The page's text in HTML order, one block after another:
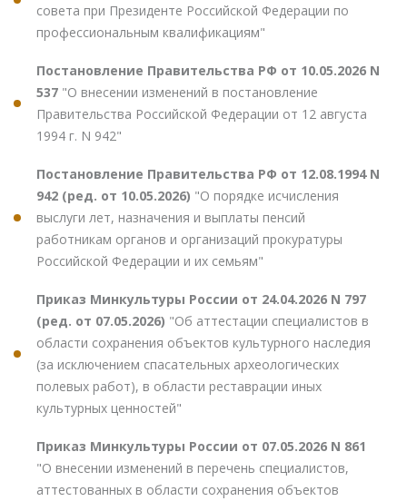
совета при Президенте Российской Федерации по
профессиональным квалификациям"
Постановление Правительства РФ от 10.05.2026 N
537 "О внесении изменений в постановление
Правительства Российской Федерации от 12 августа
1994 г. N 942"
Постановление Правительства РФ от 12.08.1994 N
942 (ред. от 10.05.2026) "О порядке исчисления
выслуги лет, назначения и выплаты пенсий
работникам органов и организаций прокуратуры
Российской Федерации и их семьям"
Приказ Минкультуры России от 24.04.2026 N 797
(ред. от 07.05.2026) "Об аттестации специалистов в
области сохранения объектов культурного наследия
(за исключением спасательных археологических
полевых работ), в области реставрации иных
культурных ценностей"
Приказ Минкультуры России от 07.05.2026 N 861
"О внесении изменений в перечень специалистов,
аттестованных в области сохранения объектов